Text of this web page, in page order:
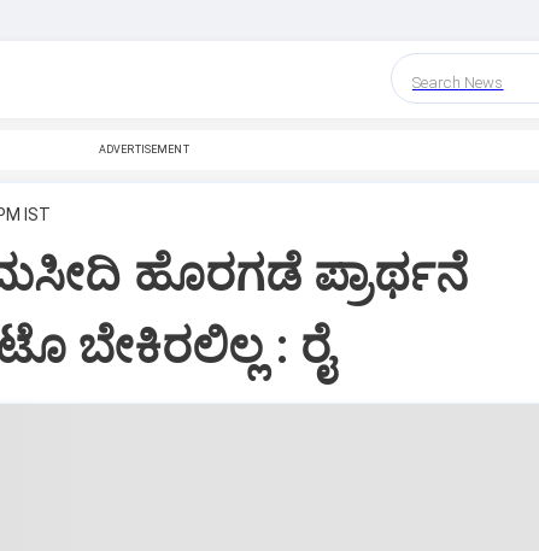
Search News
ADVERTISEMENT
IST
ಹೊರಗಡೆ ಪ್ರಾರ್ಥನೆ
ಬೇಕಿರಲಿಲ್ಲ : ರೈ